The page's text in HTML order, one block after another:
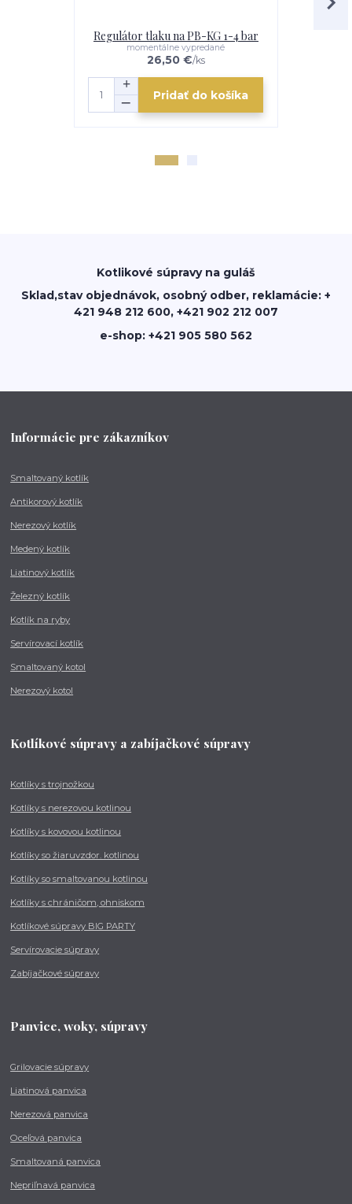
Regulátor tlaku na PB-KG 1-4 bar
26,50 €/ks
momentálne vypredané
Pridať do košíka
Kotlikové súpravy na guláš
Sklad,stav objednávok, osobný odber, reklamácie: +
421 948 212 600, +421 902 212 007
e-shop: +421 905 580 562
Informácie pre zákazníkov
Smaltovaný kotlík
Antikorový kotlík
Nerezový kotlík
Medený kotlík
Liatinový kotlík
Železný kotlík
Kotlík na ryby
Servírovací kotlík
Smaltovaný kotol
Nerezový kotol
Kotlíkové súpravy a zabíjačkové súpravy
Kotlíky s trojnožkou
Kotlíky s nerezovou kotlinou
Kotlíky s kovovou kotlinou
Kotlíky so žiaruvzdor. kotlinou
Kotlíky so smaltovanou kotlinou
Kotlíky s chráničom, ohniskom
Kotlíkové súpravy BIG PARTY
Servírovacie súpravy
Zabíjačkové súpravy
Panvice, woky, súpravy
Grilovacie súpravy
Liatinová panvica
Nerezová panvica
Oceľová panvica
Smaltovaná panvica
Nepriľnavá panvica